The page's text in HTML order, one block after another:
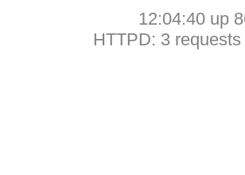
12:04:40 up
HTTPD: 3